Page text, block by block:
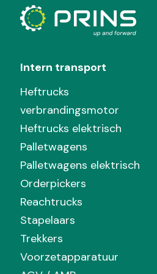
Intern transport
Heftrucks
verbrandingsmotor
Heftrucks elektrisch
Palletwagens
Palletwagens elektrisch
Orderpickers
Reachtrucks
Stapelaars
Trekkers
Voorzetapparatuur